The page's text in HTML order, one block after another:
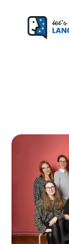
contentcon